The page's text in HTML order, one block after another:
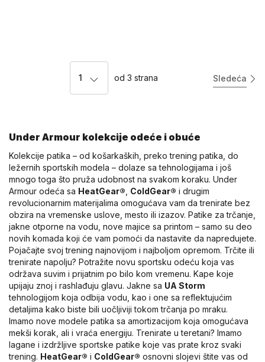
1 od 3 strana Sledeća
Under Armour kolekcije odeće i obuće
Kolekcije patika – od košarkaških, preko trening patika, do
ležernih sportskih modela – dolaze sa tehnologijama i još
mnogo toga što pruža udobnost na svakom koraku. Under
Armour odeća sa HeatGear® ColdGear® i drugim
revolucionarnim materijalima omogućava vam da trenirate bez
obzira na vremenske uslove, mesto ili izazov. Patike za trčanje,
jakne otporne na vodu, nove majice sa printom – samo su deo
novih komada koji će vam pomoći da nastavite da napredujete.
Pojačajte svoj trening najnovijom i najboljom opremom. Trčite ili
trenirate napolju? Potražite novu sportsku odeću koja vas
održava suvim i prijatnim po bilo kom vremenu. Kape koje
upijaju znoj i rashlađuju glavu. Jakne sa UA Storm
tehnologijom koja odbija vodu, kao i one sa reflektujućim
detaljima kako biste bili uočljiviji tokom trčanja po mraku.
Imamo nove modele patika sa amortizacijom koja omogućava
mekši korak, ali i vraća energiju. Trenirate u teretani? Imamo
lagane i izdržljive sportske patike koje vas prate kroz svaki
trening. HeatGear® i ColdGear® osnovni slojevi štite vas od